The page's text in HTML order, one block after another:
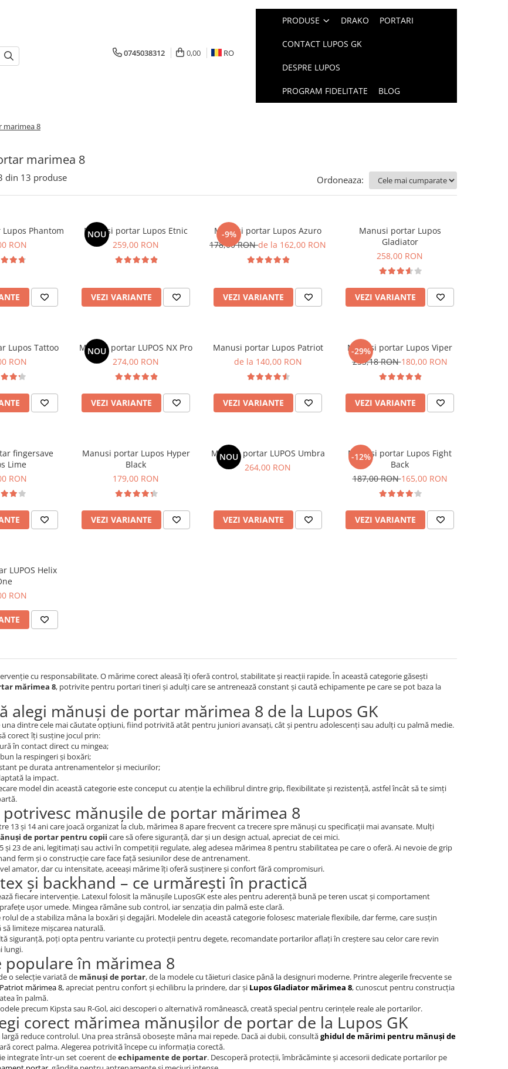
0745038312 0,00 RO
PRODUSE DRAKO PORTARI
CONTACT LUPOS GK
DESPRE LUPOS
PROGRAM FIDELITATE BLOG
marimea 8
marimea 8
din 13 produse Ordoneaza:
Phantom
RON
NOU
Manusi portar Lupos Etnic
259,00 RON
VEZI VARIANTE
-9%
Manusi portar Lupos Azuro
178,00 RONde la 162,00 RON
VEZI VARIANTE
Manusi portar Lupos
Gladiator
258,00 RON
VEZI VARIANTE
Lupos Tattoo
RON
NOU
Mănuși portar LUPOS NX Pro
274,00 RON
VEZI VARIANTE
Manusi portar Lupos Patriot
de la 140,00 RON
VEZI VARIANTE
-29%
Manusi portar Lupos Viper
253,18 RON180,00 RON
VEZI VARIANTE
fingersave
Lime
RON
Manusi portar Lupos Hyper
Black
179,00 RON
VEZI VARIANTE
NOU
Mănuși portar LUPOS Umbra
264,00 RON
VEZI VARIANTE
-12%
Manusi portar Lupos Fight
Back
187,00 RON165,00 RON
VEZI VARIANTE
LUPOS Helix
RON
cu responsabilitate. O mărime corect aleasă îți oferă control, stabilitate și reacții rapide. În această categorie găsești
mărimea 8, potrivite pentru portari tineri și adulți care se antrenează constant și caută echipamente pe care se pot baza la
alegi mănuși de portar mărimea 8 de la Lupos GK
una dintre cele mai căutate opțiuni, fiind potrivită atât pentru juniori avansați, cât și pentru adolescenți sau adulți cu palmă medie.
corect îți susține jocul prin:
în contact direct cu mingea;
la respingeri și boxări;
pe durata antrenamentelor și meciurilor;
la impact.
model din această categorie este conceput cu atenție la echilibrul dintre grip, flexibilitate și rezistență, astfel încât să te simți
potrivesc mănușile de portar mărimea 8
13 și 14 ani care joacă organizat la club, mărimea 8 apare frecvent ca trecere spre mănuși cu specificații mai avansate. Mulți
de portar pentru copii care să ofere siguranță, dar și un design actual, apreciat de cei mici.
și 23 de ani, legitimați sau activi în competiții regulate, aleg adesea mărimea 8 pentru stabilitatea pe care o oferă. Ai nevoie de grip
ferm și o construcție care face față sesiunilor dese de antrenament.
amator, dar cu intensitate, aceeași mărime îți oferă susținere și confort fără compromisuri.
și backhand – ce urmărești în practică
fiecare intervenție. Latexul folosit la mănușile LuposGK este ales pentru aderență bună pe teren uscat și comportament
ușor umede. Mingea rămâne sub control, iar senzația din palmă este clară.
de a stabiliza mâna la boxări și degajări. Modelele din această categorie folosesc materiale flexibile, dar ferme, care susțin
limiteze mișcarea naturală.
siguranță, poți opta pentru variante cu protecții pentru degete, recomandate portarilor aflați în creștere sau celor care revin
lungi.
populare în mărimea 8
o selecție variată de mănuși de portar, de la modele cu tăieturi clasice până la designuri moderne. Printre alegerile frecvente se
mărimea 8, apreciat pentru confort și echilibru la prindere, dar și Lupos Gladiator mărimea 8, cunoscut pentru construcția
în palmă.
precum Kipsta sau R-Gol, aici descoperi o alternativă românească, creată special pentru cerințele reale ale portarilor.
corect mărimea mănușilor de portar de la Lupos GK
reduce controlul. Una prea strânsă obosește mâna mai repede. Dacă ai dubii, consultăghidul de mărimi pentru mănuși de
corect palma. Alegerea potrivită începe cu informația corectă.
integrate într-un set coerent deechipamente de portar. Descoperă protecții, îmbrăcăminte și accesorii dedicate portarilor pe